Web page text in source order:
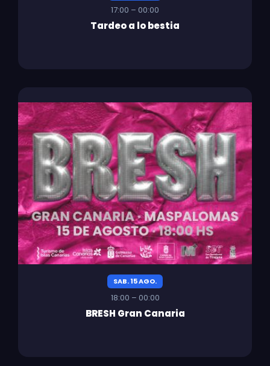
17:00 – 00:00
Tardeo a lo bestia
SAB. 15 AGO.
18:00 – 00:00
BRESH Gran Canaria